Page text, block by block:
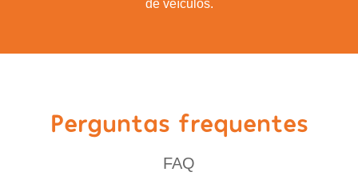
de veículos.
Perguntas frequentes
FAQ